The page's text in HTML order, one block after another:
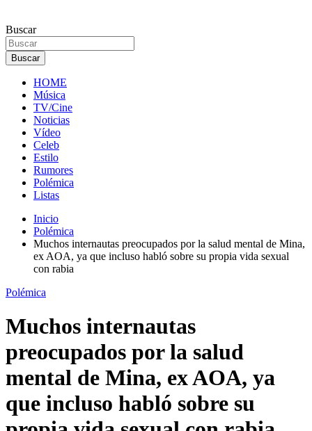
Buscar
Buscar
HOME
Música
TV/Cine
Noticias
Vídeo
Celeb
Estilo
Rumores
Polémica
Listas
Inicio
Polémica
Muchos internautas preocupados por la salud mental de Mina,
ex AOA, ya que incluso habló sobre su propia vida sexual
con rabia
Polémica
Muchos internautas
preocupados por la salud
mental de Mina, ex AOA, ya
que incluso habló sobre su